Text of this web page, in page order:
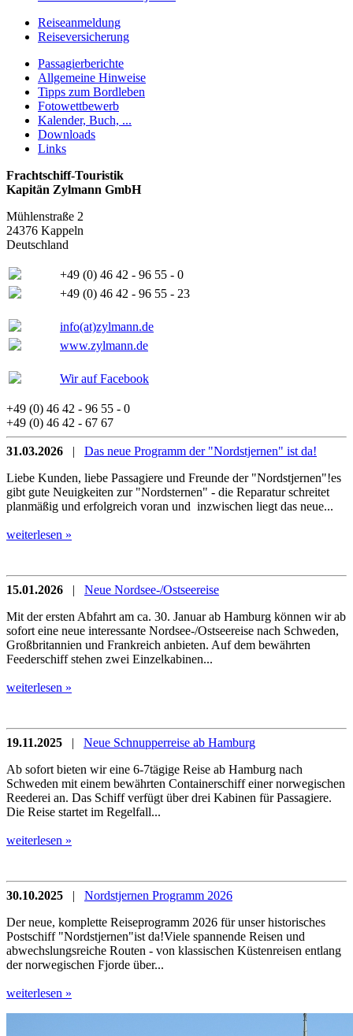
Reiseanmeldung
Reiseversicherung
Passagierberichte
Allgemeine Hinweise
Tipps zum Bordleben
Fotowettbewerb
Kalender, Buch, ...
Downloads
Links
Frachtschiff-Touristik
Kapitän Zylmann GmbH
Mühlenstraße 2
24376 Kappeln
Deutschland
+49 (0) 46 42 - 96 55 - 0
+49 (0) 46 42 - 96 55 - 23
info(at)zylmann.de
www.zylmann.de
Wir auf Facebook
+49 (0) 46 42 - 96 55 - 0
+49 (0) 46 42 - 67 67
31.03.2026 | Das neue Programm der "Nordstjernen" ist da!
Liebe Kunden, liebe Passagiere und Freunde der "Nordstjernen"!es
gibt gute Neuigkeiten zur "Nordsternen" - die Reparatur schreitet
planmäßig und erfolgreich voran und inzwischen liegt das neue...
weiterlesen »
15.01.2026 | Neue Nordsee-/Ostseereise
Mit der ersten Abfahrt am ca. 30. Januar ab Hamburg können wir ab
sofort eine neue interessante Nordsee-/Ostseereise nach Schweden,
Großbritannien und Frankreich anbieten. Auf dem bewährten
Feederschiff stehen zwei Einzelkabinen...
weiterlesen »
19.11.2025 | Neue Schnupperreise ab Hamburg
Ab sofort bieten wir eine 6-7tägige Reise ab Hamburg nach
Schweden mit einem bewährten Containerschiff einer norwegischen
Reederei an. Das Schiff verfügt über drei Kabinen für Passagiere.
Die Reise startet im Regelfall...
weiterlesen »
30.10.2025 | Nordstjernen Programm 2026
Der neue, komplette Reiseprogramm 2026 für unser historisches
Postschiff "Nordstjernen"ist da!Viele spannende Reisen und
abwechslungsreiche Routen - von klassischen Küstenreisen entlang
der norwegischen Fjorde über...
weiterlesen »